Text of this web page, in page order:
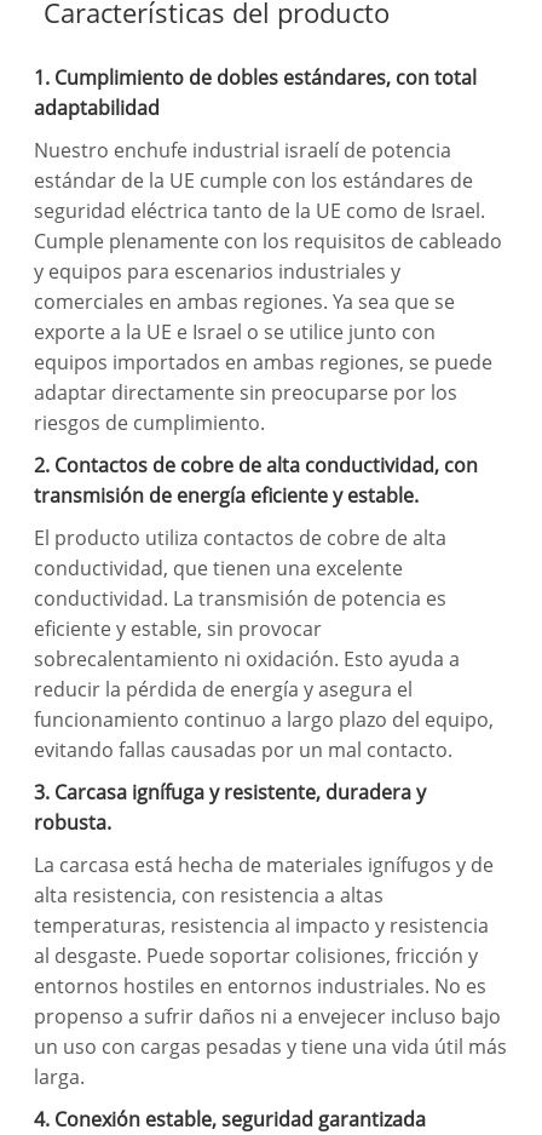
Características del producto
1. Cumplimiento de dobles estándares, con total
adaptabilidad
Nuestro enchufe industrial israelí de potencia
estándar de la UE cumple con los estándares de
seguridad eléctrica tanto de la UE como de Israel.
Cumple plenamente con los requisitos de cableado
y equipos para escenarios industriales y
comerciales en ambas regiones. Ya sea que se
exporte a la UE e Israel o se utilice junto con
equipos importados en ambas regiones, se puede
adaptar directamente sin preocuparse por los
riesgos de cumplimiento.
2. Contactos de cobre de alta conductividad, con
transmisión de energía eficiente y estable.
El producto utiliza contactos de cobre de alta
conductividad, que tienen una excelente
conductividad. La transmisión de potencia es
eficiente y estable, sin provocar
sobrecalentamiento ni oxidación. Esto ayuda a
reducir la pérdida de energía y asegura el
funcionamiento continuo a largo plazo del equipo,
evitando fallas causadas por un mal contacto.
3. Carcasa ignífuga y resistente, duradera y
robusta.
La carcasa está hecha de materiales ignífugos y de
alta resistencia, con resistencia a altas
temperaturas, resistencia al impacto y resistencia
al desgaste. Puede soportar colisiones, fricción y
entornos hostiles en entornos industriales. No es
propenso a sufrir daños ni a envejecer incluso bajo
un uso con cargas pesadas y tiene una vida útil más
larga.
4. Conexión estable, seguridad garantizada